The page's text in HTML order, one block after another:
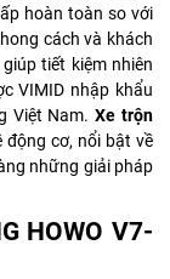
hoàn toàn so với
cách và khách
tiết kiệm nhiên
VIMID nhập khẩu
Việt Nam.Xe trộn
cơ, nổi bật về
những giải pháp
HOWO V7-